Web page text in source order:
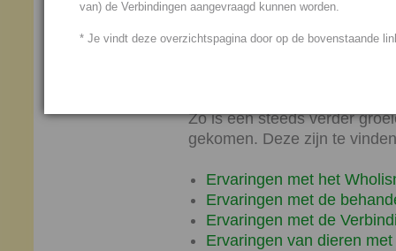
woonplaats geplaatst mag
Zo is een steeds verder
gekomen. Deze zijn te
Ervaringen met het
Ervaringen met de
Ervaringen met de
Ervaringen van dieren
van) de Verbindingen aangevraagd kunnen worden.
* Je vindt deze overzichtspagina door op de bovenstaande